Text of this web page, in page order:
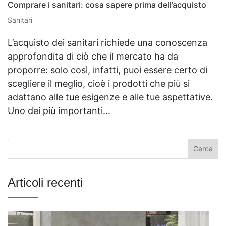
Comprare i sanitari: cosa sapere prima dell’acquisto
Sanitari
L’acquisto dei sanitari richiede una conoscenza
approfondita di ciò che il mercato ha da
proporre: solo così, infatti, puoi essere certo di
scegliere il meglio, cioè i prodotti che più si
adattano alle tue esigenze e alle tue aspettative.
Uno dei più importanti...
Articoli recenti